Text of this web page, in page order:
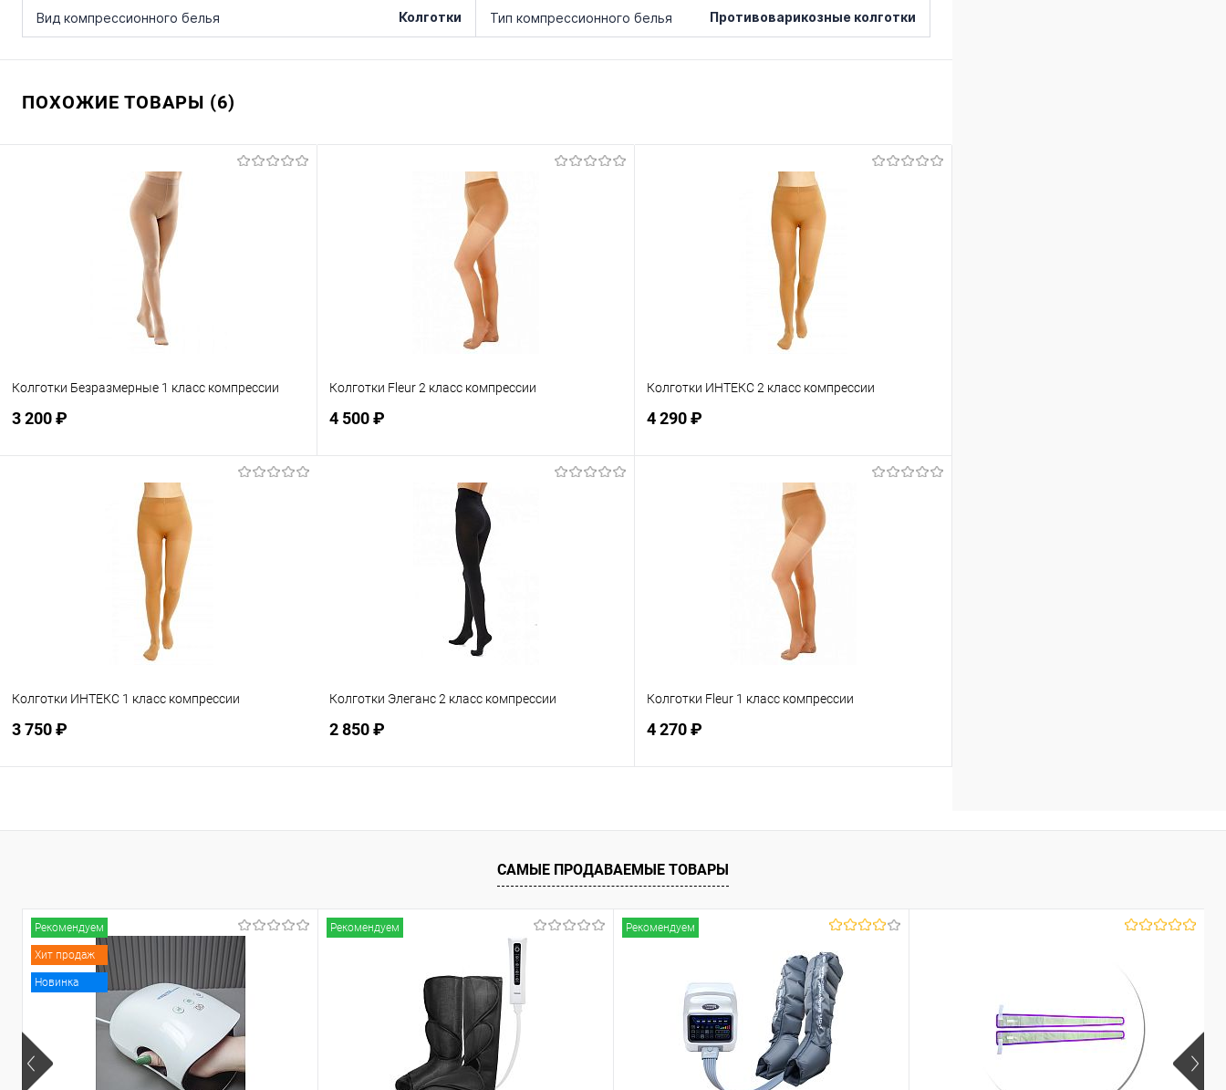
Вид компрессионного белья Колготки Тип компрессионного белья Противоварикозные колготки
ПОХОЖИЕ ТОВАРЫ (6)
Колготки Безразмерные 1 класс компрессии
3 200 ₽
Подписаться
Колготки Fleur 2 класс компрессии
4 500 ₽
Подписаться
Колготки ИНТЕКС 2 класс компрессии
4 290 ₽
Подписаться
Колготки ИНТЕКС 1 класс компрессии
3 750 ₽
Колготки Элеганс 2 класс компрессии
2 850 ₽
Колготки Fleur 1 класс компрессии
4 270 ₽
САМЫЕ ПРОДАВАЕМЫЕ ТОВАРЫ
Рекомендуем
Хит продаж
Новинка
Рекомендуем Рекомендуем